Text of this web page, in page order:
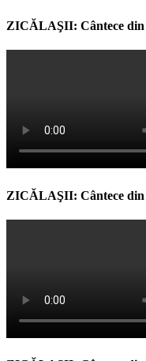
ZICĂLAŞII: Cântece
ZICĂLAŞII: Cântece din